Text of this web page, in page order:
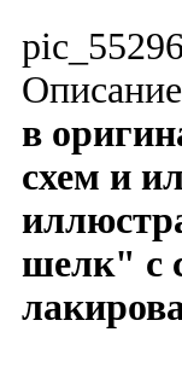
Описание
в
схем и
шелк" с